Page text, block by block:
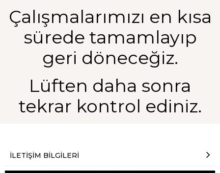
Çalışmalarımızı en kısa
sürede tamamlayıp
geri döneceğiz.
Lüften daha sonra
tekrar kontrol ediniz.
İLETIŞIM BILGILERI